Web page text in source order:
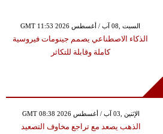
GMT 11:53 2026 السبت ,08 آب / أغسطس
الذكاء الاصطناعي يصمم جينومات فيروسية
كاملة وقابلة للتكاثر
GMT 08:38 2026 الإثنين ,03 آب / أغسطس
الذهب يصعد مع تراجع مخاوف التصعيد